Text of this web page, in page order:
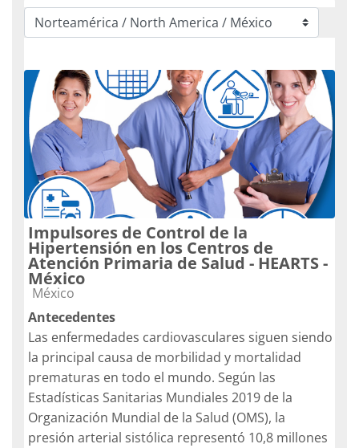
Catégories de cours
Impulsores de Control de la
Hipertensión en los Centros de
Atención Primaria de Salud - HEARTS -
México
Catégorie de cours
México
Antecedentes
Las enfermedades cardiovasculares siguen siendo
la principal causa de morbilidad y mortalidad
prematuras en todo el mundo. Según las
Estadísticas Sanitarias Mundiales 2019 de la
Organización Mundial de la Salud (OMS), la
presión arterial sistólica representó 10,8 millones